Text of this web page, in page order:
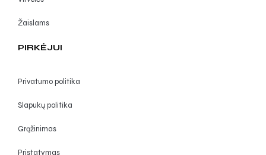
Žaislams
PIRKĖJUI
Privatumo politika
Slapukų politika
Grąžinimas
Pristatymas